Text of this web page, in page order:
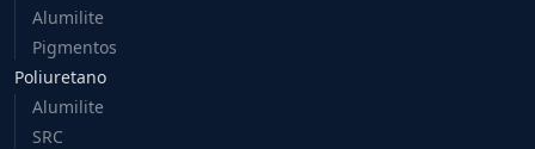
Alumilite
Pigmentos
Poliuretano
Alumilite
SRC